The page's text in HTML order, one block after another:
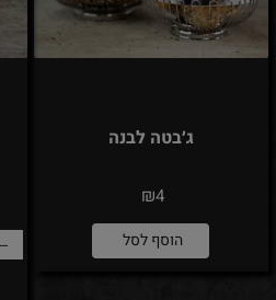
ג׳בטה לבנה
₪4
הוסף לסל